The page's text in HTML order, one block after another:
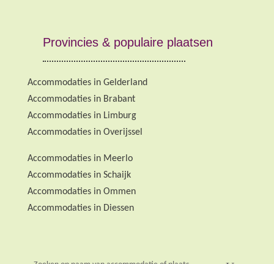
Provincies & populaire plaatsen
Accommodaties in Gelderland
Accommodaties in Brabant
Accommodaties in Limburg
Accommodaties in Overijssel
Accommodaties in Meerlo
Accommodaties in Schaijk
Accommodaties in Ommen
Accommodaties in Diessen